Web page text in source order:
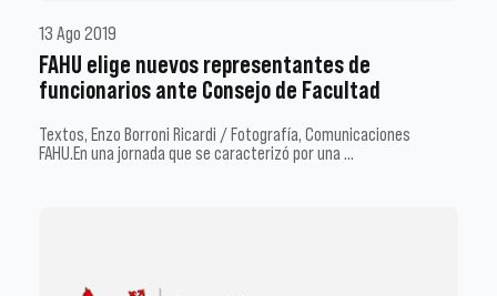
13 Ago 2019
FAHU elige nuevos representantes de
funcionarios ante Consejo de Facultad
Textos, Enzo Borroni Ricardi / Fotografía, Comunicaciones
FAHU.En una jornada que se caracterizó por una …